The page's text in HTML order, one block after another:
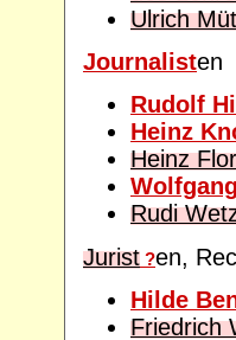
Ulrich
Journalisten
Rudolf
Heinz
Heinz
Rudi
Jurist ?en,
Hilde
Friedrich